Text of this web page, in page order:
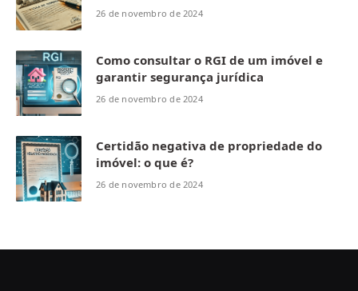
26 de novembro de 2024
Como consultar o RGI de um imóvel e
garantir segurança jurídica
26 de novembro de 2024
Certidão negativa de propriedade do
imóvel: o que é?
26 de novembro de 2024